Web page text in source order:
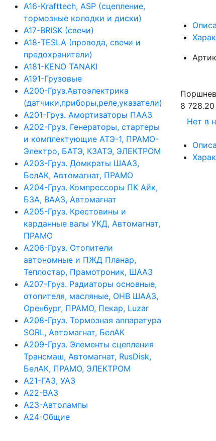
А16-Krafttech, ASP (сцепление,
тормозные колодки и диски)
А17-BRISK (свечи)
А18-TESLA (провода, свечи и
предохранители)
А181-KENO TANAKI
А191-Грузовые
А200-Груз.Автоэлектрика
(датчики,приборы,реле,указатели)
А201-Груз. Амортизаторы ПААЗ
А202-Груз. Генераторы, стартеры
и комплектующие АТЭ-1, ПРАМО-
Электро, БАТЭ, КЗАТЭ, ЭЛЕКТРОМ
А203-Груз. Домкраты ШААЗ,
БелАК, Автомагнат, ПРАМО
А204-Груз. Компрессоры ПК Айк,
БЗА, ВААЗ, Автомагнат
А205-Груз. Крестовины и
карданные валы УКД, Автомагнат,
ПРАМО
А206-Груз. Отопители
автономные и ПЖД Планар,
Теплостар, Прамотроник, ШААЗ
А207-Груз. Радиаторы основные,
отопителя, масляные, ОНВ ШААЗ,
Оренбург, ПРАМО, Пекар, Luzar
А208-Груз. Тормозная аппаратура
SORL, Автомагнат, БелАК
А209-Груз. Элементы сцепления
Трансмаш, Автомагнат, RusDisk,
БелАК, ПРАМО, ЭЛЕКТРОМ
А21-ГАЗ, УАЗ
А22-ВАЗ
А23-Автолампы
А24-Общие
8 728.20
Нет в